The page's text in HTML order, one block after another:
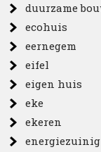
duurzame
ecohuis
eernegem
eifel
eigen huis
eke
ekeren